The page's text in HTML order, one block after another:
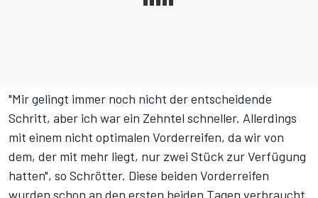
"Mir gelingt immer noch nicht der entscheidende
Schritt, aber ich war ein Zehntel schneller. Allerdings
mit einem nicht optimalen Vorderreifen, da wir von
dem, der mit mehr liegt, nur zwei Stück zur Verfügung
hatten", so Schrötter. Diese beiden Vorderreifen
wurden schon an den ersten beiden Tagen verbraucht.